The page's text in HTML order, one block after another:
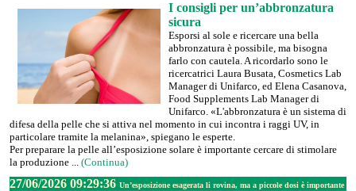
I consigli per un’abbronzatura
sicura
Esporsi al sole e ricercare una bella
abbronzatura è possibile, ma bisogna
farlo con cautela. A ricordarlo sono le
ricercatrici Laura Busata, Cosmetics Lab
Manager di Unifarco, ed Elena Casanova,
Food Supplements Lab Manager di
Unifarco. «L'abbronzatura è un sistema di
difesa della pelle che si attiva nel momento in cui incontra i raggi UV, in
particolare tramite la melanina», spiegano le esperte.
Per preparare la pelle all’esposizione solare è importante cercare di stimolare
la produzione ... (Continua)
27/06/2026 09:29:36 Un’esposizione esagerata li rovina, ma a piccole dosi è importante